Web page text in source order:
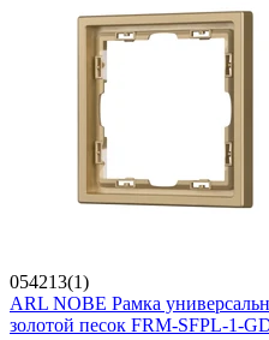
054213(1)
ARL NOBE Рамка
золотой песок FRM-SFPL-1-